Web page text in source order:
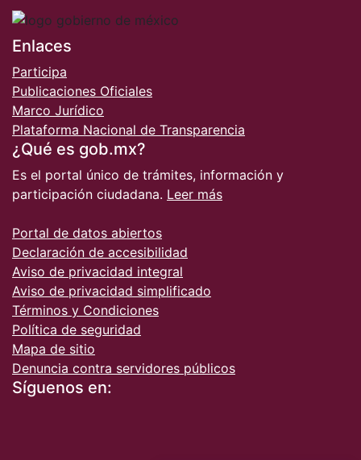
Enlaces
Participa
Publicaciones Oficiales
Marco Jurídico
Plataforma Nacional de Transparencia
¿Qué es gob.mx?
Es el portal único de trámites, información y
participación ciudadana. Leer más
Portal de datos abiertos
Declaración de accesibilidad
Aviso de privacidad integral
Aviso de privacidad simplificado
Términos y Condiciones
Política de seguridad
Mapa de sitio
Denuncia contra servidores públicos
Síguenos en: